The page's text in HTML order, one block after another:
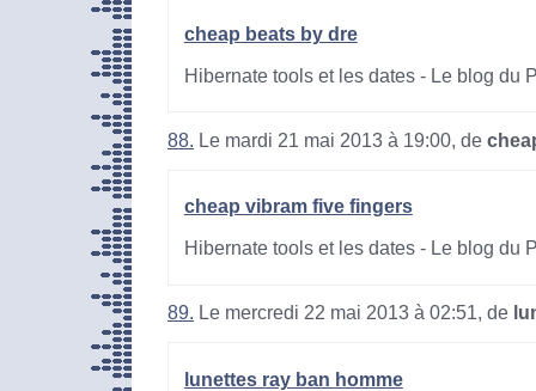
cheap beats by dre
Hibernate tools et les dates - Le blog du
88. Le mardi 21 mai 2013 à 19:00, de
cheap vibram five fingers
Hibernate tools et les dates - Le blog du
89. Le mercredi 22 mai 2013 à 02:51, de
lunettes ray ban homme